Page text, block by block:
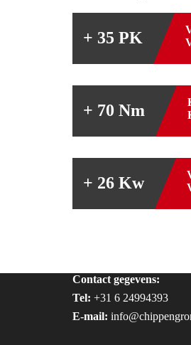
+ 35 PK
+ 70 Nm
+ 26 Kw
Contact gegevens:
Tel: +31 6 24994393
E-mail: